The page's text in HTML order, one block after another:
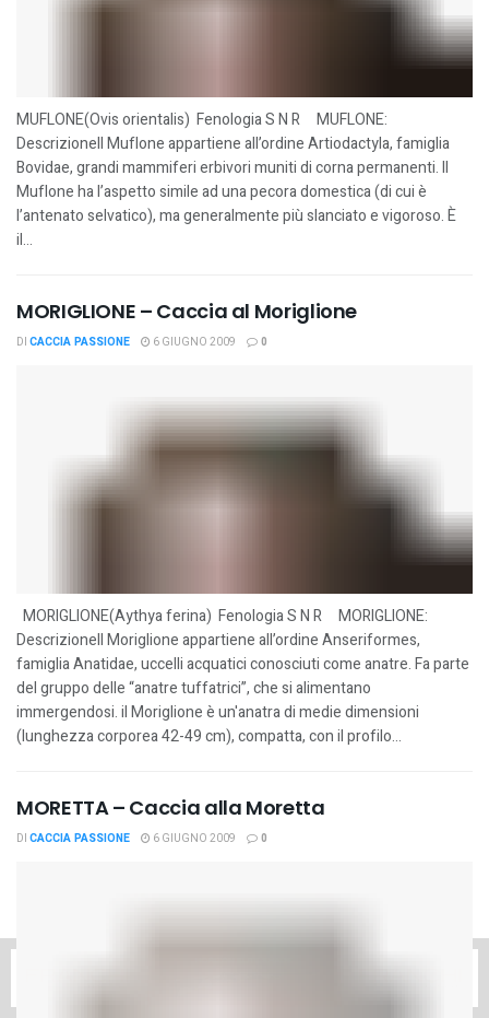
MUFLONE(Ovis orientalis) Fenologia S N R MUFLONE:
DescrizioneIl Muflone appartiene all’ordine Artiodactyla, famiglia
Bovidae, grandi mammiferi erbivori muniti di corna permanenti. Il
Muflone ha l’aspetto simile ad una pecora domestica (di cui è
l’antenato selvatico), ma generalmente più slanciato e vigoroso. È
il...
MORIGLIONE – Caccia al Moriglione
DI CACCIA PASSIONE 6 GIUGNO 2009 0
MORIGLIONE(Aythya ferina) Fenologia S N R MORIGLIONE:
DescrizioneIl Moriglione appartiene all’ordine Anseriformes,
famiglia Anatidae, uccelli acquatici conosciuti come anatre. Fa parte
del gruppo delle “anatre tuffatrici”, che si alimentano
immergendosi. il Moriglione è un'anatra di medie dimensioni
(lunghezza corporea 42-49 cm), compatta, con il profilo...
MORETTA – Caccia alla Moretta
DI CACCIA PASSIONE 6 GIUGNO 2009 0